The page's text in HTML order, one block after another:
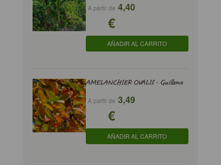
A partir de 4,40
€
AÑADIR AL CARRITO
AMELANCHIER OVALIS - Guillomo
A partir de 3,49
€
AÑADIR AL CARRITO